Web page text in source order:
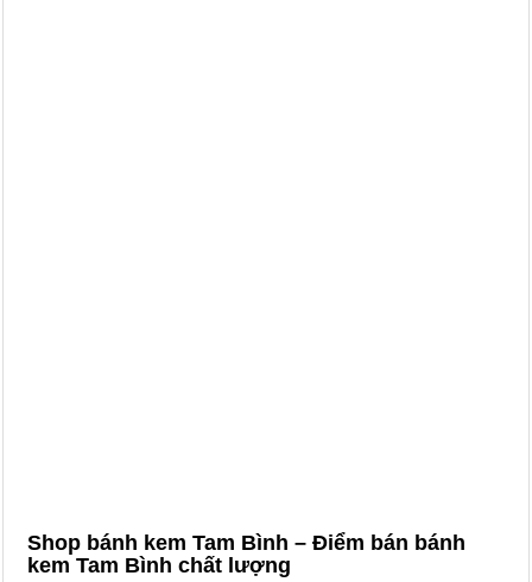
Shop bánh kem Tam Bình – Điểm bán bánh
kem Tam Bình chất lượng